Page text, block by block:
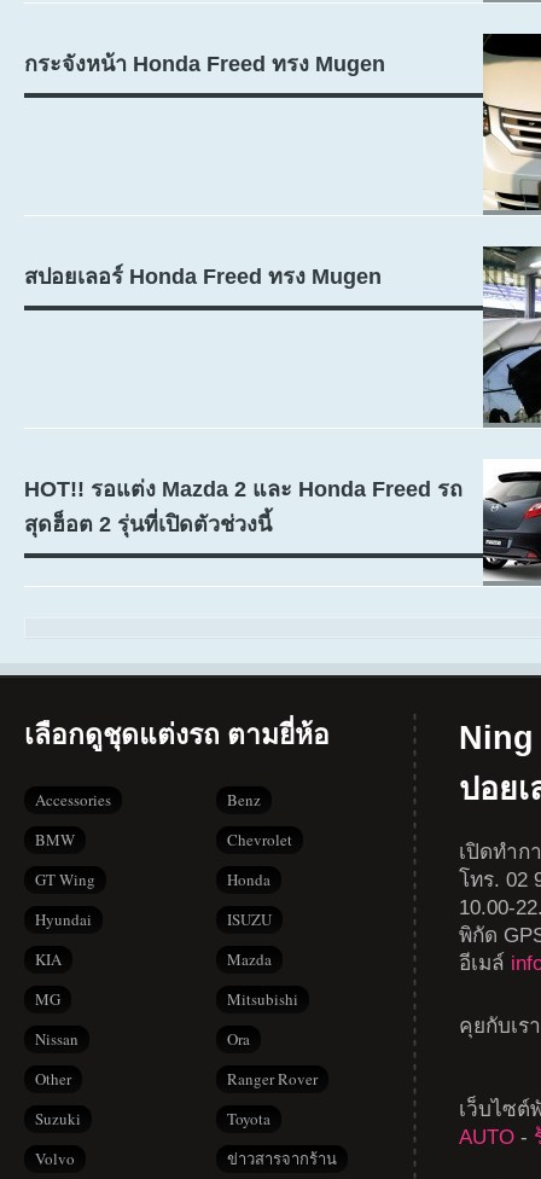
กระจังหน้า Honda Freed ทรง Mugen
สปอยเลอร์ Honda Freed ทรง Mugen
HOT!! รอแต่ง Mazda 2 และ Honda Freed รถ
สุดฮ็อต 2 รุ่นที่เปิดตัวช่วงนี้
เลือกดูชุดแต่งรถ ตามยี่ห้อ
Accessories
Benz
BMW
Chevrolet
GT Wing
Honda
Hyundai
ISUZU
KIA
Mazda
MG
Mitsubishi
Nissan
Ora
Other
Ranger Rover
Suzuki
Toyota
Volvo
ข่าวสารจากร้าน
Ning
ปอย
เปิดทำก
โทร. 02
10.00-
พิกัด
อีเมล์
คุยกับเร
เว็บไซ
AUTO -